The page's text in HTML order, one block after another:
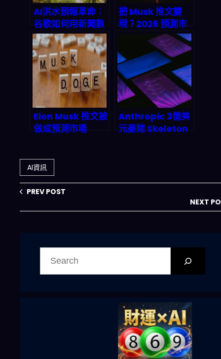
AI洪水預報革命：
谷歌如何用新聞數
據提前24小時預測
城市洪災？
把 Musk 推文變
現？2026 預測市
場自動化套利實戰
與 AI 流水線拆解
Elon Musk 推文被
做成預測市場
變成兆美元級金融
賭局
Anthropic 3億美
元豪賭 Skeleton
AI資訊
PREV POST
NEXT